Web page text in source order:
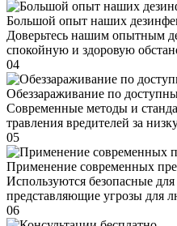
Большой опыт наших
Доверьтесь нашим опытным
спокойную и здоровую
04
Обеззараживание по
Современные методы и
травления вредителей за
05
Применение современных
Используются безопасные
представляющие угрозы для
06